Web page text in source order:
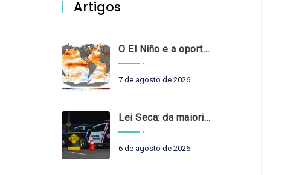
Artigos
O El Niño e a oportunidade de fortalecer o controle externo das políticas climáticas
7 de agosto de 2026
Lei Seca: da maioridade à maturidade
6 de agosto de 2026